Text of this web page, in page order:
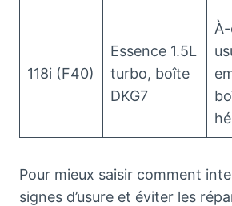
118i (F40)
Essence 1.5L
turbo, boîte
DKG7
Pour mieux saisir comment
signes d’usure et éviter les